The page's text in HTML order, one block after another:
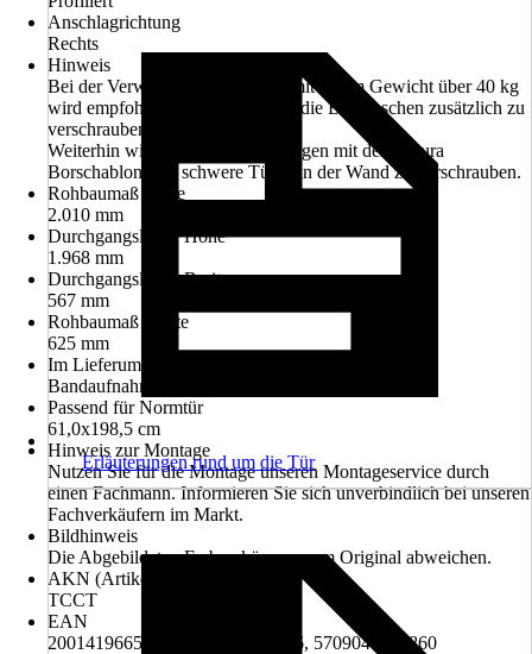
Anschlagrichtung
Rechts
Hinweis
Bei der Verwendung von Türen mit einem Gewicht über 40 kg
wird empfohlen vor der Montage die Bandtaschen zusätzlich zu
verschrauben.
Weiterhin wird empfohlen die Zargen mit der Pertura
Borschablone für schwere Türen in der Wand zu verschrauben.
Rohbaumaß Höhe
2.010 mm
Durchgangslichte Höhe
1.968 mm
Durchgangslichte Breite
567 mm
Rohbaumaß Breite
625 mm
Im Lieferumfang enthalten
Bandaufnahmen, Längsteil, Querteil
Passend für Normtür
61,0x198,5 cm
Hinweis zur Montage
Nutzen Sie für die Montage unseren Montageservice durch
einen Fachmann. Informieren Sie sich unverbindlich bei unseren
Fachverkäufern im Markt.
Bildhinweis
Die Abgebildeten Farben können vom Original abweichen.
AKN (Artikelkurznummer)
TCCT
EAN
2001419665000, 5700363000086, 5709046100860
Erläuterungen rund um die Tür